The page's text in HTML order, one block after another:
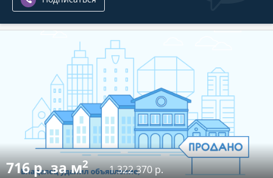
716 р. за м2 1 322 370 р.